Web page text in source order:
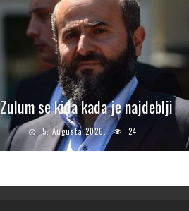
Zulum se kida kada je najdeblji
5. Augusta 2026. 24